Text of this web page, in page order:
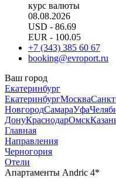
курс валюты
08.08.2026
USD - 86.69
EUR - 100.05
+7 (343) 385 60 67
booking@evroport.ru
Ваш город
Екатеринбург
ЕкатеринбургМосква
НовгородСамараУфа
ДонуКраснодарОмск
Главная
Направления
Черногория
Отели
Апартаменты Andric 4*